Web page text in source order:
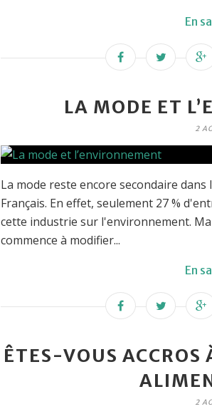
En
LA MODE ET
2
La mode reste encore secondaire
Français. En effet, seulement 27 %
cette industrie sur l'environnement.
commence à modifier...
En
ÊTES-VOUS ACCROS
2